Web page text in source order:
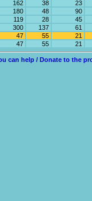
162 38
23
180 48
90
119 28
45
300 137
61
47 55
21
47 55 21
can help / Donate to the